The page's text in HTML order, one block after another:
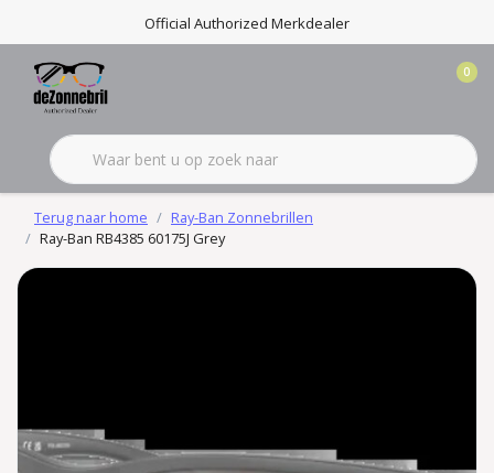
Official Authorized Merkdealer
0
Terug naar home
Ray-Ban Zonnebrillen
Ray-Ban RB4385 60175J Grey